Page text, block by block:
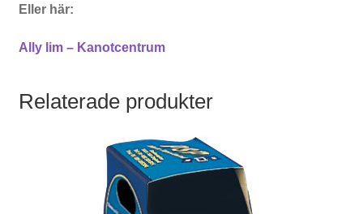
Eller här:
Ally lim – Kanotcentrum
Relaterade produkter